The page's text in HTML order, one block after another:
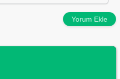
Yorum Ekle